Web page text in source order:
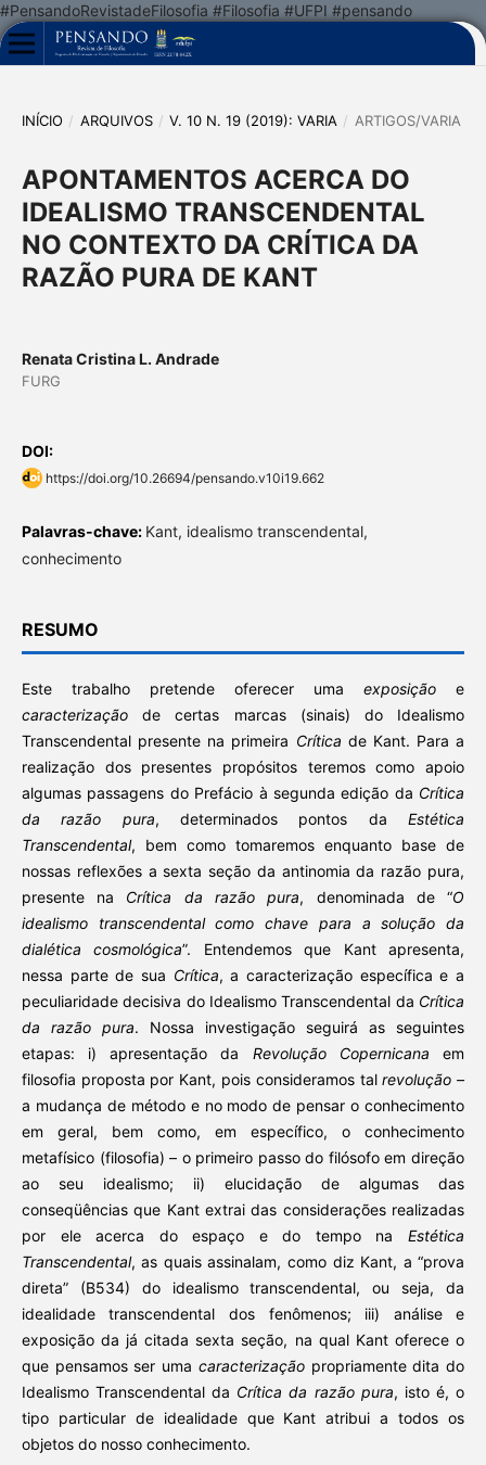
#PensandoRevistadeFilosofia #Filosofia #UFPI #pensando
INÍCIO / ARQUIVOS / V. 10 N. 19 (2019): VARIA / ARTIGOS/VARIA
APONTAMENTOS ACERCA DO
IDEALISMO TRANSCENDENTAL
NO CONTEXTO DA CRÍTICA DA
RAZÃO PURA DE KANT
Renata Cristina L. Andrade
FURG
DOI:
https://doi.org/10.26694/pensando.v10i19.662
Palavras-chave: Kant, idealismo transcendental,
conhecimento
RESUMO
Este trabalho pretende oferecer umaexposiçãoe
caracterizaçãode certas marcas (sinais) do Idealismo
Transcendental presente na primeira Crítica de Kant. Para a
realização dos presentes propósitos teremos como apoio
algumas passagens do Prefácio à segunda edição da Crítica
da razão pura, determinados pontos daEstética
Transcendental, bem como tomaremos enquanto base de
nossas reflexões a sexta seção da antinomia da razão pura,
presente na Crítica da razão pura, denominada de “O
idealismo transcendental como chave para a solução da
dialética cosmológica”. Entendemos que Kant apresenta,
nessa parte de sua Crítica, a caracterização específica e a
peculiaridade decisiva do Idealismo Transcendental da Crítica
da razão pura. Nossa investigação seguirá as seguintes
etapas: i) apresentação da Revolução Copernicanaem
filosofia proposta por Kant, pois consideramos talrevolução –
a mudança de método e no modo de pensar o conhecimento
em geral, bem como, em específico, o conhecimento
metafísico (filosofia) – o primeiro passo do filósofo em direção
ao seu idealismo; ii) elucidação de algumas das
conseqüências que Kant extrai das considerações realizadas
por ele acerca do espaço e do tempo naEstética
Transcendental, as quais assinalam, como diz Kant, a “prova
direta” (B534) do idealismo transcendental, ou seja, da
idealidade transcendental dos fenômenos; iii) análise e
exposição da já citada sexta seção, na qual Kant oferece o
que pensamos ser uma caracterizaçãopropriamente dita do
Idealismo Transcendental da Crítica da razão pura, isto é, o
tipo particular de idealidade que Kant atribui a todos os
objetos do nosso conhecimento.